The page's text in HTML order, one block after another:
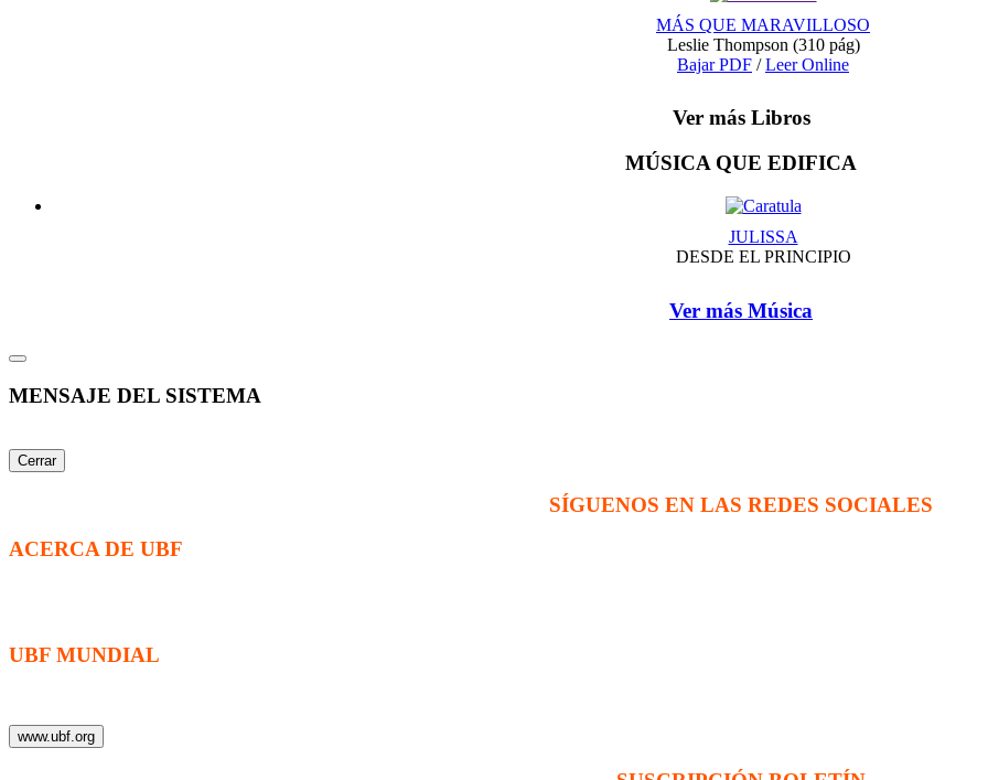
MÁS QUE MARAVILLOSO
Leslie Thompson (310 pág)
Bajar PDF /Leer Online
Ver más Libros
MÚSICA QUE EDIFICA
JULISSA
DESDE EL PRINCIPIO
Ver más Música
MENSAJE DEL SISTEMA
Cerrar
SÍGUENOS EN LAS REDES SOCIALES
ACERCA DE UBF
UBF MUNDIAL
www.ubf.org